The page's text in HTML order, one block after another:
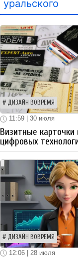
уральского
ДИЗАЙН ВОВРЕМЯ
11:59 | 30 июля
Визитные карточки
цифровых
ДИЗАЙН ВОВРЕМЯ
12:06 | 28 июля